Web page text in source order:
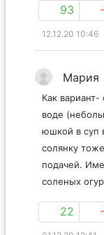
93
12.12.20 10:46
Мария
Как вариант-
воде
юшкой в суп
солянку
подачей.
соленых
22